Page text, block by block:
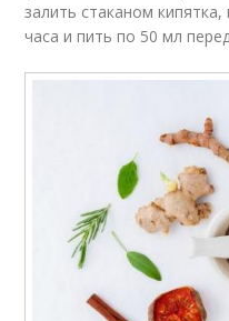
залить стаканом
часа и пить по 50 мл